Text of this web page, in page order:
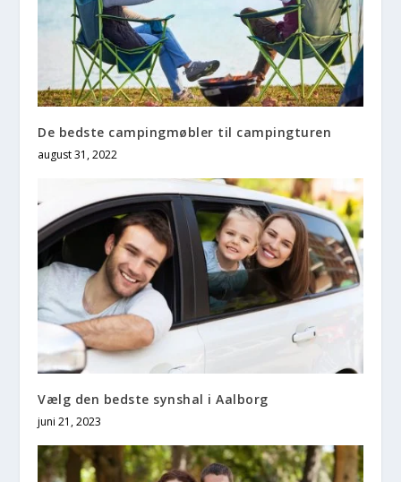
De bedste campingmøbler til campingturen
august 31, 2022
Vælg den bedste synshal i Aalborg
juni 21, 2023